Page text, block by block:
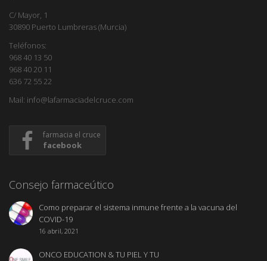
C/ Mayor, 1
30890 Puerto Lumbreras (Murcia)
Teléfonos:
968 40 13 50
968 40 20 11
636 72 55 22
Mail: info@lafarmaciadelcruce.com
farmacia el cruce
facebook
Consejo farmaceútico
Como preparar el sistema inmune frente a la vacuna del
COVID-19
16 abril, 2021
ONCO EDUCATION & TU PIEL Y TU